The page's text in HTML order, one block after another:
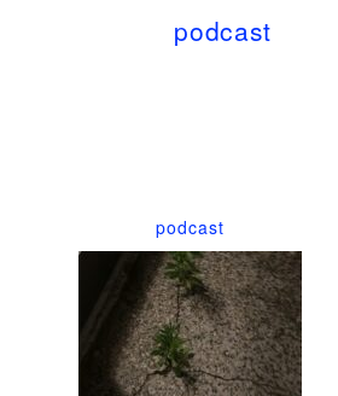
podcast
podcast